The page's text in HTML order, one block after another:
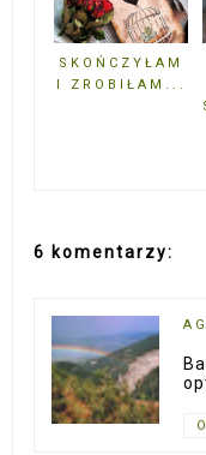
SKOŃCZYŁAM
I ZROBIŁAM...
6 komentarzy: